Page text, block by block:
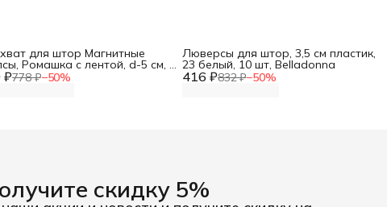
₽778 ₽−50%
для штор Магнитные
Ромашка с лентой, d-5 см, 1
416 ₽832 ₽−50%
Люверсы для штор, 3,5 см пластик,
23 белый, 10 шт, Belladonna
скидку 5%